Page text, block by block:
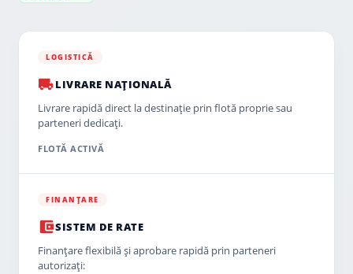
LOGISTICĂ
LIVRARE NAȚIONALĂ
Livrare rapidă direct la destinație prin flotă proprie sau
parteneri dedicați.
FLOTĂ ACTIVĂ
FINANȚARE
SISTEM DE RATE
Finanțare flexibilă și aprobare rapidă prin parteneri
autorizați: